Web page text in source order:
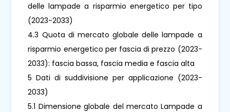
delle lampade a risparmio energetico per tipo
(2023-2033)
4.3 Quota di mercato globale delle lampade a
risparmio energetico per fascia di prezzo (2023-
2033): fascia bassa, fascia media e fascia alta
5 Dati di suddivisione per applicazione (2023-
2033)
5.1 Dimensione globale del mercato Lampade a